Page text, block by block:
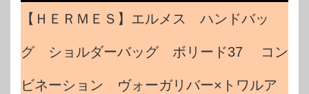
【ＨＥＲＭＥＳ】エルメス ハンドバッ
グ ショルダーバッグ ボリード37 コン
ビネーション ヴォーガリバー×トワルア